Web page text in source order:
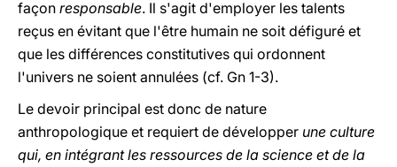
façon responsable. Il s'agit d'employer les talents
reçus en évitant que l'être humain ne soit défiguré et
que les différences constitutives qui ordonnent
l'univers ne soient annulées (cf. Gn 1-3).
Le devoir principal est donc de nature
anthropologique et requiert de développer une culture
qui, en intégrant les ressources de la science et de la